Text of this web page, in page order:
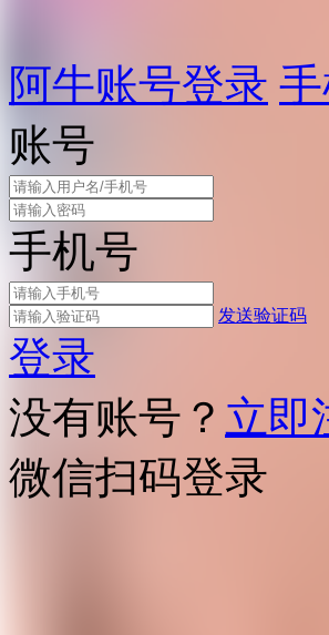
阿牛账号登录
账号
手机号
发送验证码
登录
没有账号？ 立即
微信扫码登录